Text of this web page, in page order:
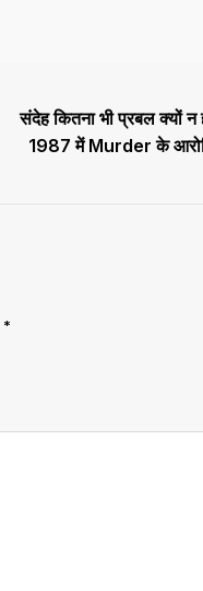
संदेह कितना भी प्रबल क्यों
1987 में Murder के
*